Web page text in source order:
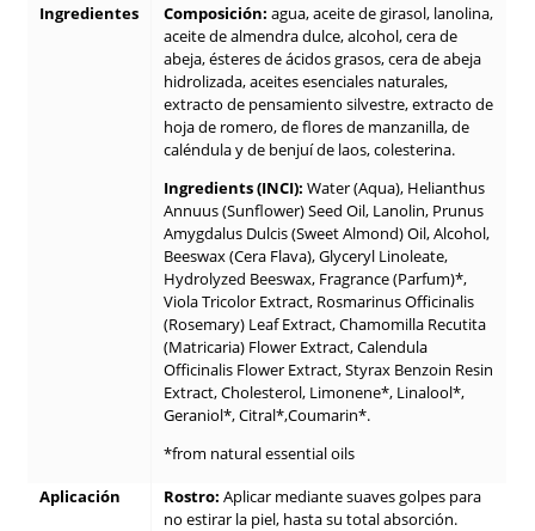
Ingredientes
Composición: agua, aceite de girasol, lanolina,
aceite de almendra dulce, alcohol, cera de
abeja, ésteres de ácidos grasos, cera de abeja
hidrolizada, aceites esenciales naturales,
extracto de pensamiento silvestre, extracto de
hoja de romero, de flores de manzanilla, de
caléndula y de benjuí de laos, colesterina.
Ingredients (INCI): Water (Aqua), Helianthus
Annuus (Sunflower) Seed Oil, Lanolin, Prunus
Amygdalus Dulcis (Sweet Almond) Oil, Alcohol,
Beeswax (Cera Flava), Glyceryl Linoleate,
Hydrolyzed Beeswax, Fragrance (Parfum)*,
Viola Tricolor Extract, Rosmarinus Officinalis
(Rosemary) Leaf Extract, Chamomilla Recutita
(Matricaria) Flower Extract, Calendula
Officinalis Flower Extract, Styrax Benzoin Resin
Extract, Cholesterol, Limonene*, Linalool*,
Geraniol*, Citral*,Coumarin*.
*from natural essential oils
Aplicación
Rostro: Aplicar mediante suaves golpes para
no estirar la piel, hasta su total absorción.